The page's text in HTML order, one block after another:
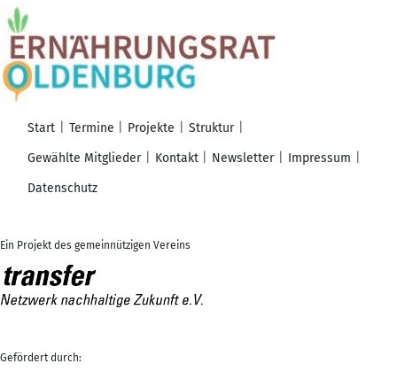
Start Termine Projekte
Struktur
Gewählte Mitglieder
Kontakt Newsletter
Impressum
Datenschutz
Ein Projekt des gemeinnützigen Vereins
Gefördert durch: